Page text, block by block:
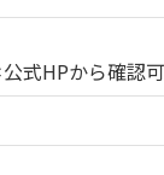
式HPから確認